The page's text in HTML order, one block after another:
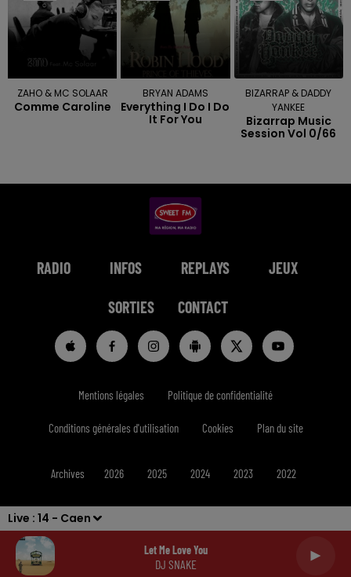
Live : 14 - Caen
Let Me Love You
DJ SNAKE
ZAHO & MC SOLAAR
Comme Caroline
BRYAN ADAMS
Everything I Do I Do
It For You
BIZARRAP & DADDY
YANKEE
Bizarrap Music
Session Vol 0/66
RADIO INFOS REPLAYS JEUX
SORTIES CONTACT
Mentions légales Politique de confidentialité
Conditions générales d'utilisation Cookies Plan du site
Archives 2026 2025 2024 2023 2022